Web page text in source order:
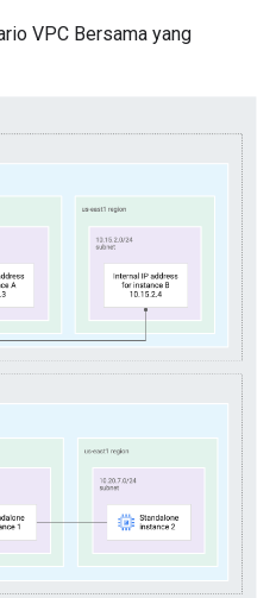
VPC Bersama yang